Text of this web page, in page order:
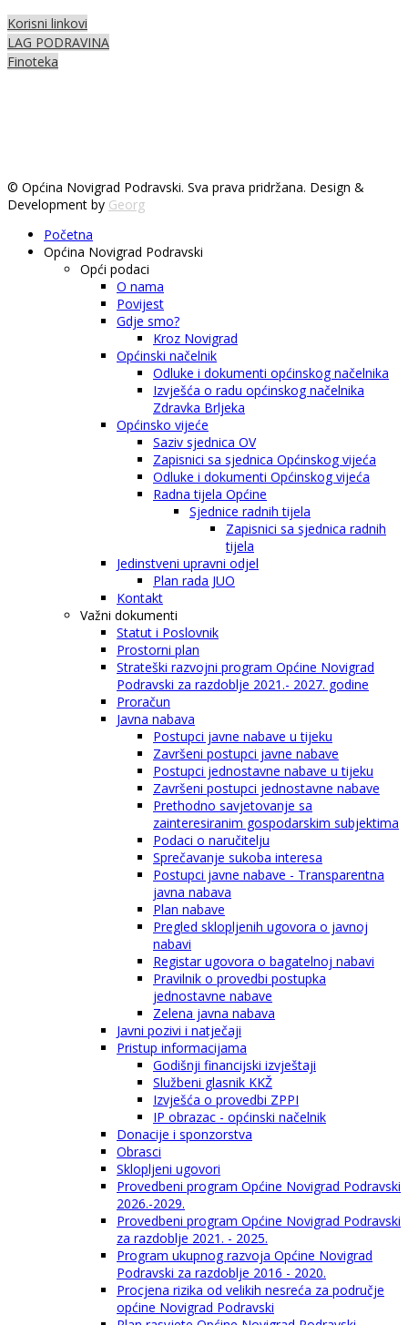
Korisni linkovi
LAG PODRAVINA
Finoteka
© Općina Novigrad Podravski. Sva prava pridržana. Design &
Development by Georg
Početna
Općina Novigrad Podravski
Opći podaci
O nama
Povijest
Gdje smo?
Kroz Novigrad
Općinski načelnik
Odluke i dokumenti općinskog načelnika
Izvješća o radu općinskog načelnika
Zdravka Brljeka
Općinsko vijeće
Saziv sjednica OV
Zapisnici sa sjednica Općinskog vijeća
Odluke i dokumenti Općinskog vijeća
Radna tijela Općine
Sjednice radnih tijela
Zapisnici sa sjednica radnih
tijela
Jedinstveni upravni odjel
Plan rada JUO
Kontakt
Važni dokumenti
Statut i Poslovnik
Prostorni plan
Strateški razvojni program Općine Novigrad
Podravski za razdoblje 2021.- 2027. godine
Proračun
Javna nabava
Postupci javne nabave u tijeku
Završeni postupci javne nabave
Postupci jednostavne nabave u tijeku
Završeni postupci jednostavne nabave
Prethodno savjetovanje sa
zainteresiranim gospodarskim subjektima
Podaci o naručitelju
Sprečavanje sukoba interesa
Postupci javne nabave - Transparentna
javna nabava
Plan nabave
Pregled sklopljenih ugovora o javnoj
nabavi
Registar ugovora o bagatelnoj nabavi
Pravilnik o provedbi postupka
jednostavne nabave
Zelena javna nabava
Javni pozivi i natječaji
Pristup informacijama
Godišnji financijski izvještaji
Službeni glasnik KKŽ
Izvješća o provedbi ZPPI
IP obrazac - općinski načelnik
Donacije i sponzorstva
Obrasci
Sklopljeni ugovori
Provedbeni program Općine Novigrad Podravski
2026.-2029.
Provedbeni program Općine Novigrad Podravski
za razdoblje 2021. - 2025.
Program ukupnog razvoja Općine Novigrad
Podravski za razdoblje 2016 - 2020.
Procjena rizika od velikih nesreća za područje
općine Novigrad Podravski